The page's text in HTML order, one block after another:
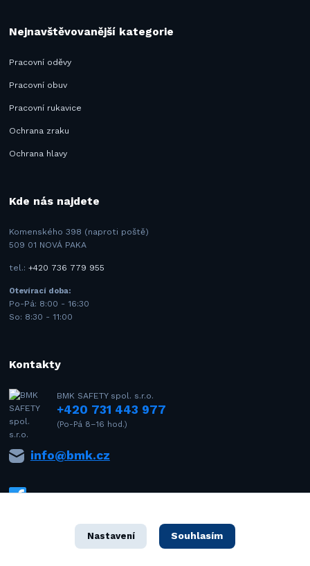
Nejnavštěvovanější kategorie
Pracovní oděvy
Pracovní obuv
Pracovní rukavice
Ochrana zraku
Ochrana hlavy
Kde nás najdete
Komenského 398 (naproti poště)
509 01 NOVÁ PAKA
tel.:+420 736 779 955
Otevírací doba:
Po-Pá: 8:00 - 16:30
So: 8:30 - 11:00
Kontakty
BMK SAFETY spol. s.r.o.
+420 731 443 977
(Po-Pá 8–16 hod.)
info@bmk.cz
Nastavení Souhlasím